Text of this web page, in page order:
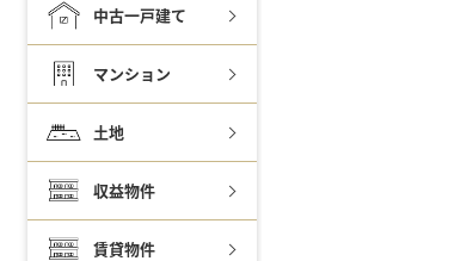
中古一戸建て
マンション
土地
収益物件
賃貸物件